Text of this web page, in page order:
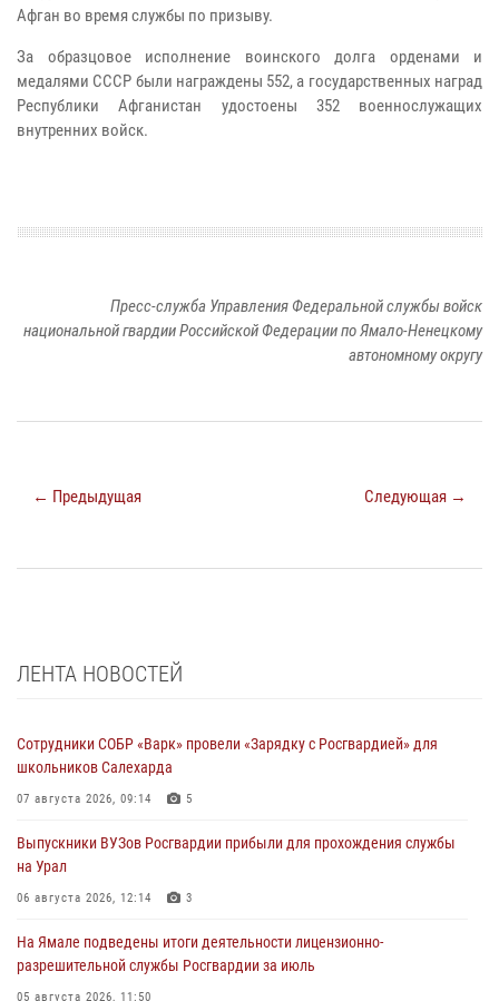
Афган во время службы по призыву.
За образцовое исполнение воинского долга орденами и
медалями СССР были награждены 552, а государственных наград
Республики Афганистан удостоены 352 военнослужащих
внутренних войск.
Пресс-служба Управления Федеральной службы войск
национальной гвардии Российской Федерации по Ямало-Ненецкому
автономному округу
← Предыдущая Следующая →
ЛЕНТА НОВОСТЕЙ
Сотрудники СОБР «Варк» провели «Зарядку с Росгвардией» для
школьников Салехарда
07 августа 2026, 09:14 5
Выпускники ВУЗов Росгвардии прибыли для прохождения службы
на Урал
06 августа 2026, 12:14 3
На Ямале подведены итоги деятельности лицензионно-
разрешительной службы Росгвардии за июль
05 августа 2026, 11:50